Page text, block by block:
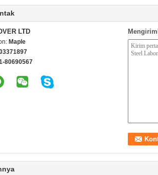
LTD
Maple
80690567